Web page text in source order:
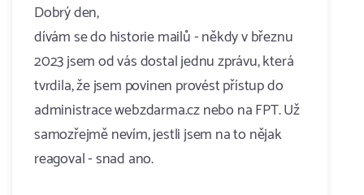
Dobrý den,
dívám se do historie mailů - někdy v březnu
2023 jsem od vás dostal jednu zprávu, která
tvrdila, že jsem povinen provést přístup do
administrace webzdarma.cz nebo na FPT. Už
samozřejmě nevím, jestli jsem na to nějak
reagoval - snad ano.